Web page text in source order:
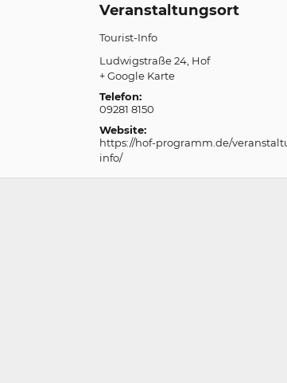
Veranstaltungsort
Tourist-Info
Ludwigstraße 24 Hof
+ Google Karte
Telefon:
09281 8150
Website:
https://hof-programm.de/
info/